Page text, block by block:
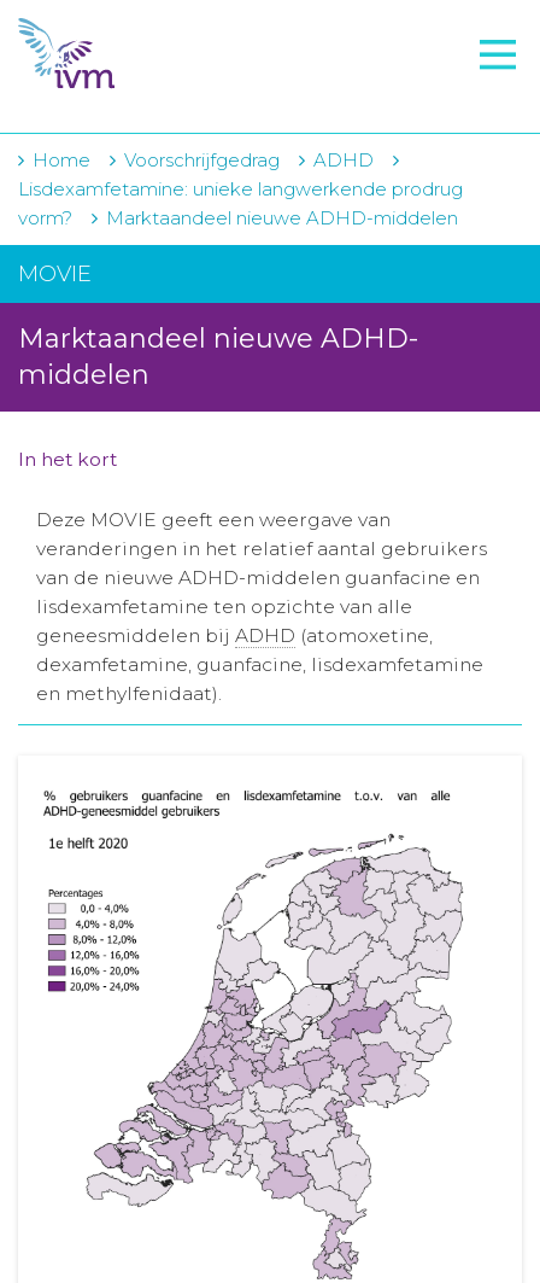
VMI
FTO voorbereiding
IVM-academie
Zorginstellingen
Projecten
Over IVM
Actueel
Contact
Winkelwagentje
Aanmelden nieuwsbrief
Inloggen
Toegang leeromgeving
Home Voorschrijfgedrag
ADHD
Lisdexamfetamine: unieke langwerkende prodrug
vorm?
Marktaandeel nieuwe ADHD-middelen
MOVIE
Marktaandeel nieuwe ADHD-
middelen
In het kort
Deze MOVIE geeft een weergave van
veranderingen in het relatief aantal gebruikers
van de nieuwe ADHD-middelen guanfacine en
lisdexamfetamine ten opzichte van alle
geneesmiddelen bij ADHD (atomoxetine,
dexamfetamine, guanfacine, lisdexamfetamine
en methylfenidaat).